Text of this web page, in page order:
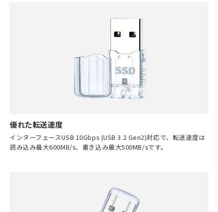
優れた転送速度
インターフェースUSB 10Gbps (USB 3.2 Gen2)対応で、転送速度は
読み込み最大600MB/s、書き込み最大500MB/sです。